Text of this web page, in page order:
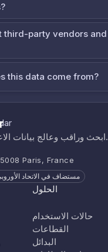
third-party vendors and
this data come from?
ابحث وراقب وعالج بيانات الاعتماد المخترقة في ثوانٍ.
Paris, France
مستضاف في الاتحاد
الحلول
حالات الاستخدام
القطاعات
البدائل